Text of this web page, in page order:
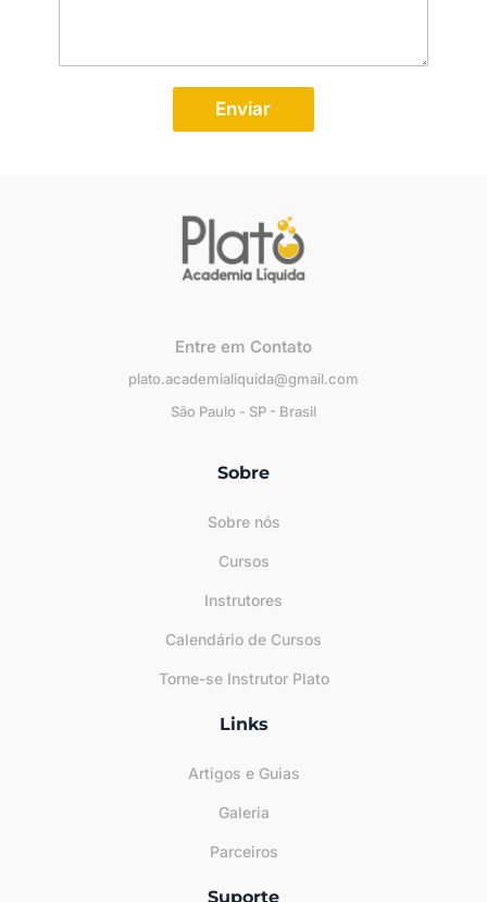
Enviar
Entre em Contato
plato.academialiquida@gmail.com
São Paulo - SP - Brasil
Sobre
Sobre nós
Cursos
Instrutores
Calendário de Cursos
Torne-se Instrutor Plato
Links
Artigos e Guias
Galeria
Parceiros
Suporte